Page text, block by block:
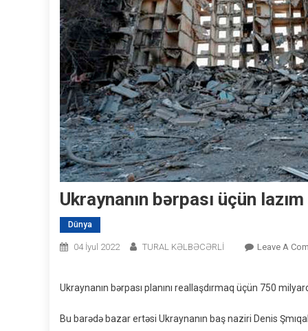
Ukraynanın bərpası üçün
Dünya
04 İyul 2022 TURAL KƏLBƏCƏRLİ Leave A
Ukraynanın bərpası planını reallaşdırmaq üçün 750
Bu barədə bazar ertəsi Ukraynanın baş naziri Denis